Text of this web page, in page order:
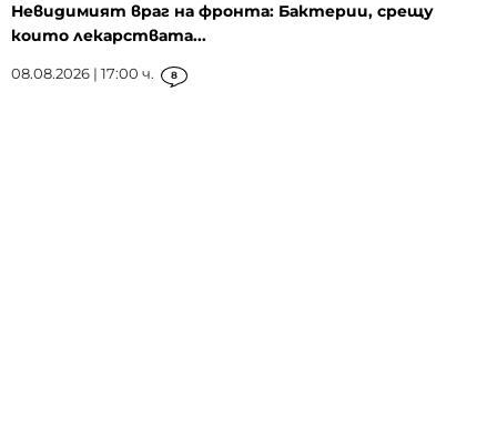
Невидимият враг на фронта: Бактерии, срещу
които лекарствата...
08.08.2026 | 17:00 ч. 8